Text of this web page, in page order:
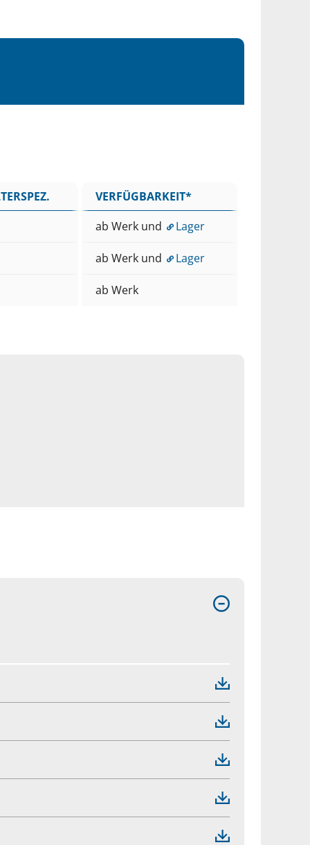
VERFÜGBARKEIT*
ab Werk und
Lager
ab Werk und Lager
ab Werk